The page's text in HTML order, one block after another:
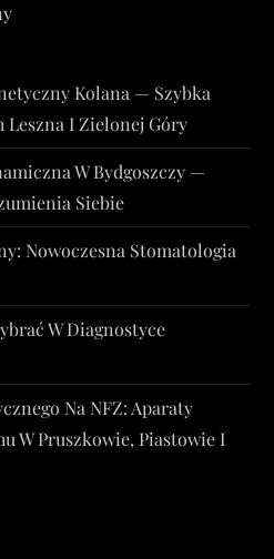
Kolana — Szybka
Leszna I Zielonej Góry
W Bydgoszczy —
Siebie
Nowoczesna Stomatologia
W Diagnostyce
Na NFZ: Aparaty
W Pruszkowie, Piastowie I